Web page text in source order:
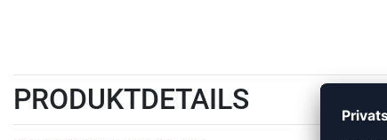
PRODUKTDETAILS